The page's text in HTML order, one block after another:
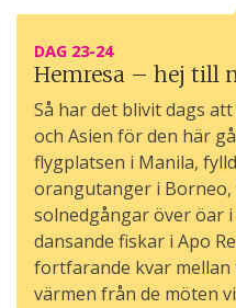
DAG 23-24
Hemresa – hej till
Så har det blivit dags
och Asien för den här
flygplatsen i Manila,
orangutanger i
solnedgångar över öar
dansande fiskar i Apo
fortfarande kvar
värmen från de möten